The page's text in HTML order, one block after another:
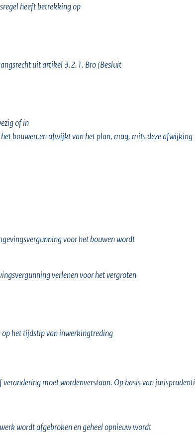
heeft betrekking op
uit artikel 3.2.1. Bro (Besluit
of in
bouwen,en afwijkt van het plan, mag, mits deze afwijking
voor het bouwen wordt
verlenen voor het vergroten
op het tijdstip van inwerkingtreding
moet wordenverstaan. Op basis van
wordt afgebroken en geheel opnieuw wordt